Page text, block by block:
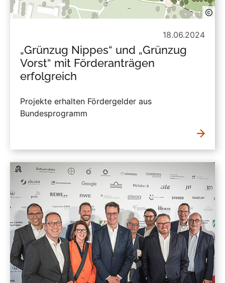
18.06.2024
„Grünzug Nippes“ und „Grünzug
Vorst“ mit Förderanträgen
erfolgreich
Projekte erhalten Fördergelder aus
Bundesprogramm